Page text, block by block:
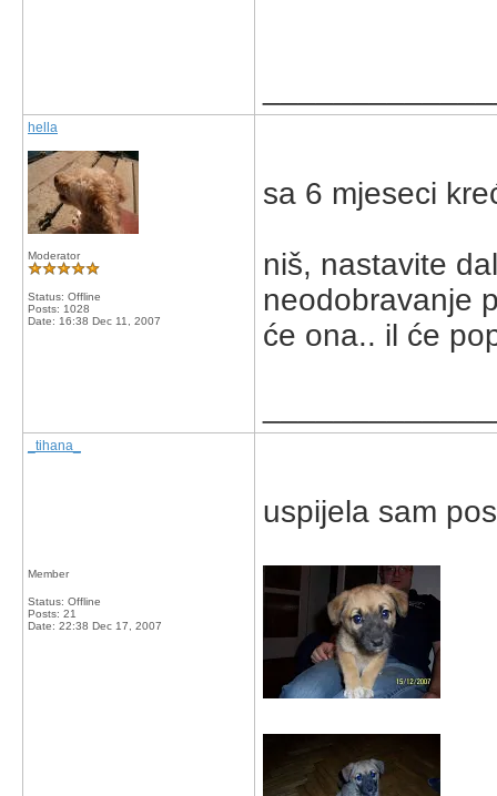
hella
Moderator
Status: Offline
Posts: 1028
Date: 16:38 Dec 11, 2007
sa 6 mjeseci
niš, nastavite
neodobravanje
će ona.. il će
_tihana_
Member
Status: Offline
Posts: 21
Date: 22:38 Dec 17, 2007
uspijela sam